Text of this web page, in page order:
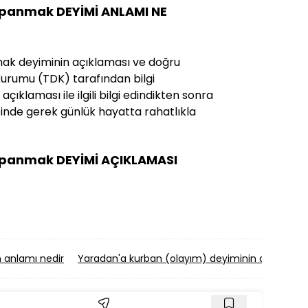
DEYİMİ ANLAMI NE
deyiminin açıklaması ve doğru
(TDK) tarafından bilgi
açıklaması ile ilgili bilgi edindikten sonra
gerek günlük hayatta rahatlıkla
DEYİMİ AÇIKLAMASI
nedir Yaradan'a kurban (olayım) deyiminin anlamı